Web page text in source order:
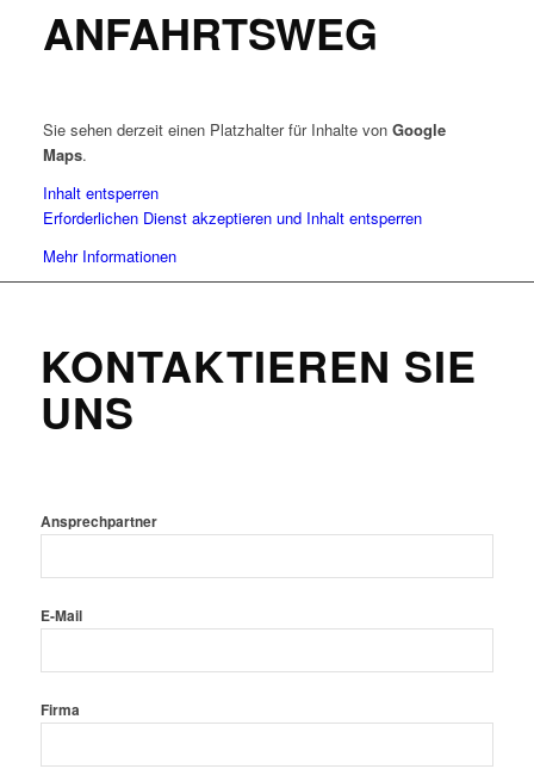
ANFAHRTSWEG
Sie sehen derzeit einen Platzhalter für Inhalte von Google
Maps.
Inhalt entsperren
Erforderlichen Dienst akzeptieren und Inhalt entsperren
Mehr Informationen
KONTAKTIEREN SIE
UNS
Ansprechpartner
E-Mail
Firma